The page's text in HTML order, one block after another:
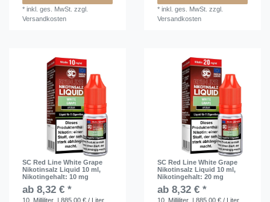
*inkl. ges. MwSt. zzgl.
Versandkosten
*inkl. ges. MwSt. zzgl.
Versandkosten
SC Red Line White Grape
Nikotinsalz Liquid 10 ml,
Nikotingehalt: 10 mg
ab 8,32 € *
10 Milliliter | 885,00 € / Liter
SC Red Line White Grape
Nikotinsalz Liquid 10 ml,
Nikotingehalt: 20 mg
ab 8,32 € *
10 Milliliter | 885,00 € / Liter